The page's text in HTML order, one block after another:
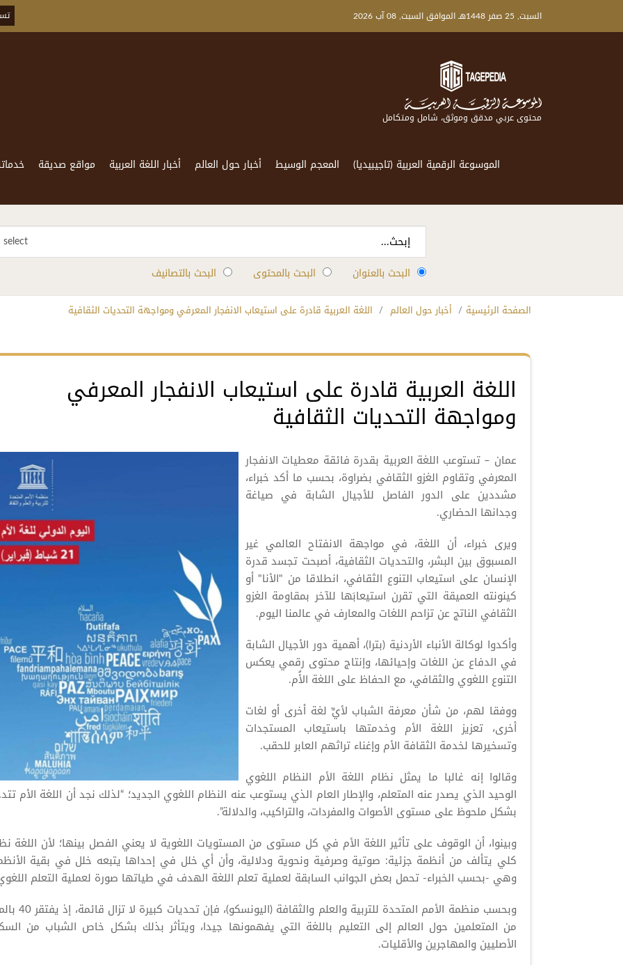
السبت, 25 صفر 1448هـ الموافق السبت, 08 آب 2026
محتوى عربي مدقق وموثق، شامل ومتكامل
الموسوعة الرقمية العربية (تاجيبيديا) المعجم الوسيط أخبار حول العالم أخبار اللغة العربية مواقع صديقة
select
البحث بالعنوان البحث بالمحتوى البحث بالتصانيف
الصفحة الرئيسية أخبار حول العالم اللغة العربية قادرة على استيعاب الانفجار المعرفي ومواجهة التحديات الثقافية
اللغة العربية قادرة على استيعاب الانفجار المعرفي
ومواجهة التحديات الثقافية
عمان – تستوعب اللغة العربية بقدرة فائقة معطيات الانفجار
المعرفي وتقاوم الغزو الثقافي بضراوة، بحسب ما أكد خبراء،
مشددين على الدور الفاصل للأجيال الشابة في صياغة
وجدانها الحضاري.
ويرى خبراء، أن اللغة، في مواجهة الانفتاح العالمي غير
المسبوق بين البشر، والتحديات الثقافية، أصبحت تجسد قدرة
الإنسان على استيعاب التنوع الثقافي، انطلاقا من "الأنا" أو
كينونته العميقة التي تقرن استيعابَها للآخر بمقاومة الغزو
الثقافي الناتج عن تزاحم اللغات والمعارف في عالمنا اليوم.
وأكدوا لوكالة الأنباء الأردنية (بترا)، أهمية دور الأجيال الشابة
في الدفاع عن اللغات وإحيائها، وإنتاج محتوى رقمي يعكس
التنوع اللغوي والثقافي، مع الحفاظ على اللغة الأُم.
ووفقا لهم، من شأن معرفة الشباب لأيِّ لغة أخرى أو لغات
أخرى، تعزيز اللغة الأم وخدمتها باستيعاب المستجدات
وتسخيرها لخدمة الثقافة الأم وإغناء تراثهم العابر للحقب.
وقالوا إنه غالبا ما يمثل نظام اللغة الأم النظام اللغوي
الوحيد الذي يصدر عنه المتعلم، والإطار العام الذي يستوعب عنه النظام اللغوي الجديد؛ “لذلك نجد أن اللغة الأم
بشكل ملحوظ على مستوى الأصوات والمفردات، والتراكيب، والدلالة”.
وبينوا، أن الوقوف على تأثير اللغة الأم في كل مستوى من المستويات اللغوية لا يعني الفصل بينها؛ لأن اللغة
كلي يتألف من أنظمة جزئية: صوتية وصرفية ونحوية ودلالية، وأن أي خلل في إحداها يتبعه خلل في بقية
وهي -بحسب الخبراء- تحمل بعض الجوانب السابقة لعملية تعلم اللغة الهدف في طياتها صورة لعملية التعلم
وبحسب منظمة الأمم المتحدة للتربية والعلم
من المتعلمين حول العالم إلى التعليم باللغة التي يفهمونها جيدا، ويتأثر بذلك بشكل خاص الشباب من
الأصليين والمهاجرين والأقليات.